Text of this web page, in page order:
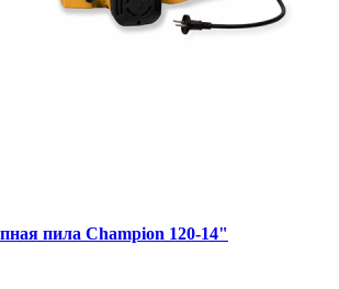
пила Champion 120-14"